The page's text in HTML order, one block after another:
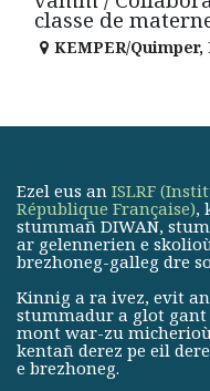
classe de
KEMPER/Quimper,
Ezel eus an ISLRF
République Française),
stummañ DIWAN,
ar gelennerien e
brezhoneg-galleg dre
Kinnig a ra ivez, evit
stummadur a glot gant
mont war-zu
kentañ derez pe eil
e brezhoneg.